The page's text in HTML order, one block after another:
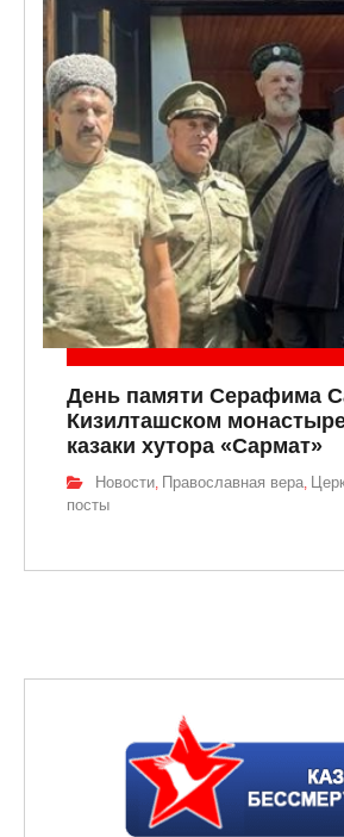
День памяти Серафима
Кизилташском
казаки хутора «Сармат»
Новости Православная вера
посты